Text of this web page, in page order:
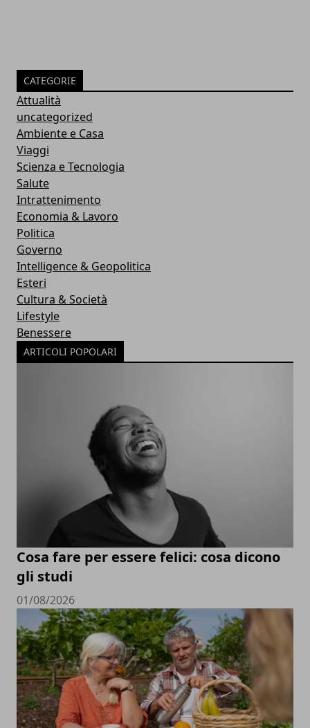
CATEGORIE
Attualità
uncategorized
Ambiente e Casa
Viaggi
Scienza e Tecnologia
Salute
Intrattenimento
Economia & Lavoro
Politica
Governo
Intelligence & Geopolitica
Esteri
Cultura & Società
Lifestyle
Benessere
ARTICOLI POPOLARI
Cosa fare per essere felici: cosa dicono
gli studi
01/08/2026